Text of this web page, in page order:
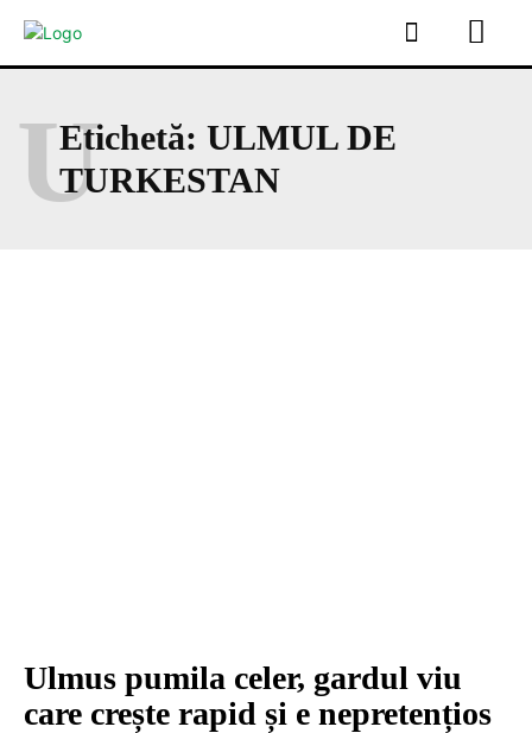
Etichetă: ULMUL DE
TURKESTAN
U
Ulmus pumila celer, gardul viu
care crește rapid și e nepretențios